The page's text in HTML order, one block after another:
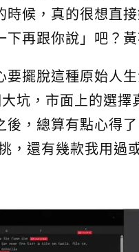
候，真的很想直
再跟你說」吧？黃
要擺脫這種原始人
坑，市面上的選擇
後，總算有點心得
，還有幾款我用過